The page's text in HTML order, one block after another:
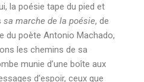
la poésie tape du pied et
sa marche de la poésie, de
du poète Antonio Machado,
les chemins de sa
munie d’une boîte aux
d’espoir, ceux que